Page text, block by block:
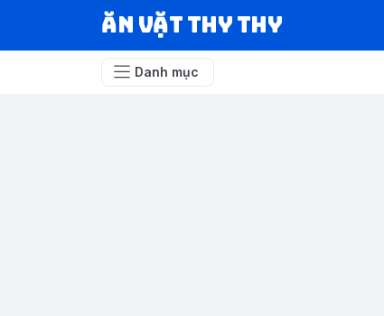
Ăn vặt Thy Thy
Danh mục